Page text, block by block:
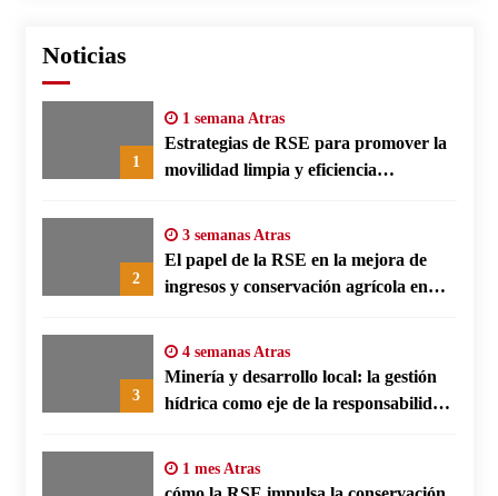
Noticias
1
1 semana Atras
Estrategias de RSE para promover la
movilidad limpia y eficiencia
2
3 semanas Atras
El papel de la RSE en la mejora de
ingresos y conservación agrícola en
3
4 semanas Atras
Minería y desarrollo local: la gestión
hídrica como eje de la responsabilidad
1 mes Atras